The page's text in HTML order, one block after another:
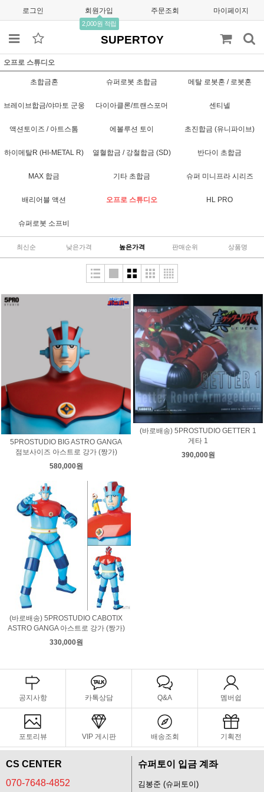
로그인 회원가입
2,000원 적립
주문조회 마이페이지
SUPERTOY
오프로 스튜디오
초합금혼 슈퍼로봇 초합금 메탈 로봇혼 / 로봇혼
브레이브합금/야마토 군웅 다이아클론/트랜스포머 센티넬
액션토이즈 / 아트스톰 에볼루션 토이 초진합금 (유니파이브)
하이메탈R (HI-METAL R) 열혈합금 / 강철합금 (SD) 반다이 초합금
MAX 합금 기타 초합금 슈퍼 미니프라 시리즈
배리어블 액션 오프로 스튜디오 HL PRO
슈퍼로봇 소프비
최신순 낮은가격 높은가격 판매순위 상품명
5PROSTUDIO BIG ASTRO GANGA
점보사이즈 아스트로 강가 (짱가)
580,000원
(바로배송) 5PROSTUDIO GETTER 1
게타 1
390,000원
(바로배송) 5PROSTUDIO CABOTIX
ASTRO GANGA 아스트로 강가 (짱가)
330,000원
공지사항 카톡상담 Q&A 멤버쉽
포토리뷰 VIP 게시판 배송조회 기획전
CS CENTER
070-7648-4852
슈퍼토이 입금 계좌
김봉준 (슈퍼토이)